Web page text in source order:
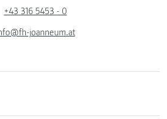
+43 316 5453 - 0
joanneum.at